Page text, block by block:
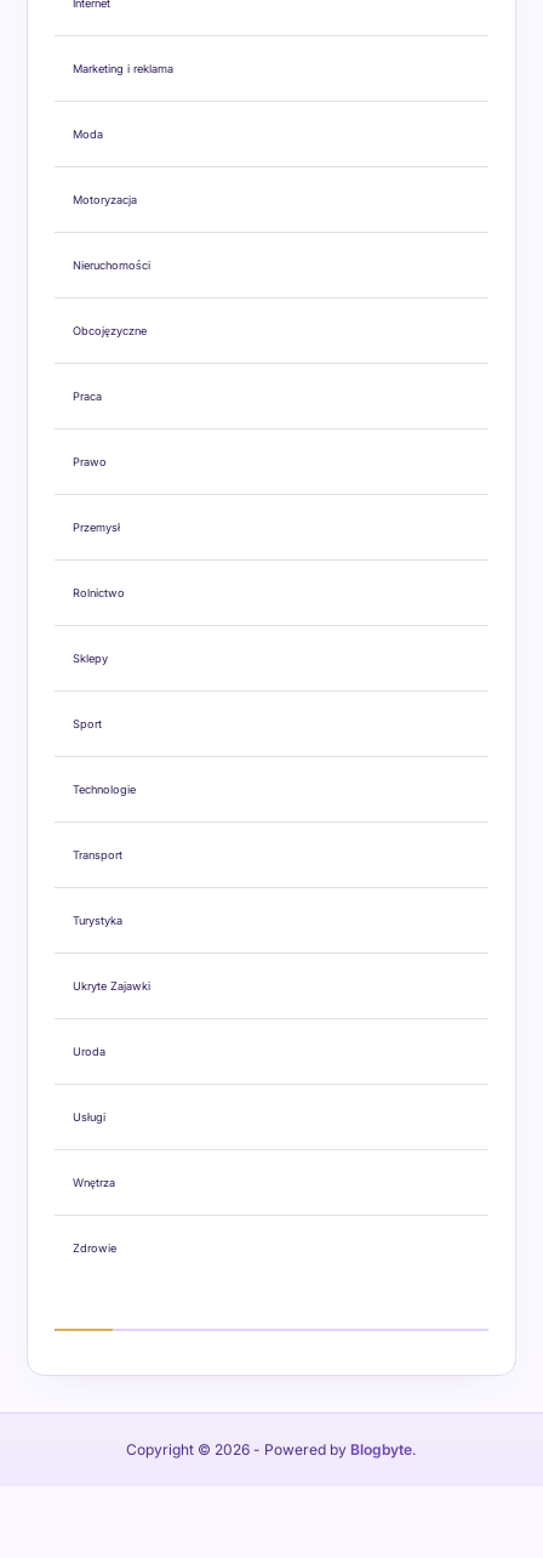
Internet
Marketing i reklama
Moda
Motoryzacja
Nieruchomości
Obcojęzyczne
Praca
Prawo
Przemysł
Rolnictwo
Sklepy
Sport
Technologie
Transport
Turystyka
Ukryte Zajawki
Uroda
Usługi
Wnętrza
Zdrowie
Copyright © 2026 - Powered by Blogbyte.